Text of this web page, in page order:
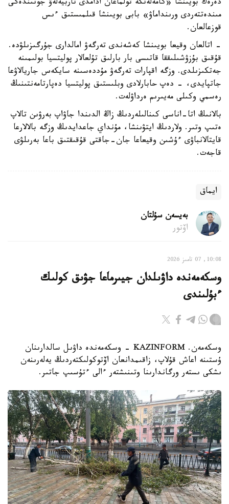
دەرەك بويىنشا «كامەلەتكە تولماعان ادامدى تاربيەلەۋ جونىندەگى
مىندەتتەردى ورىنداماۋ» بابى بويىنشا قىلمىستىق ءىس
قوزعالعان.
- اتالعان وقيعا بويىنشا كەشەندى تەرگەۋ امالدارى جۇرگىزىلۋدە.
قۇقىق بۇزۋشىلىققا قاتىسى بار بارلىق تۇلعالار پوليتسيا بولىمىنە
جەتكىزىلدى. وزگە اقپارات تەرگەۋ مۇددەسىنە سايكەس جاريالاۋعا
جاتپايدى، - دەپ حابارلادى وبلىستىق پوليتسيا دەپارتامەنتىنىڭ
رەسمي وكىلى مەيىرىم ەرداۋلەت.
بالانىڭ اتا-اناسى كىنالىلەردىڭ زاڭ الدىندا جاۋاپ بەرۋىن تالاپ
ەتىپ وتىر. ولاردىڭ ايتۋىنشا، مۇنداي جاعدايدىڭ وزگە بالالارعا
قايتالانباۋى ءۇشىن وقيعاعا جان-جاقتى قۇقىقتىق باعا بەرىلۋى
قاجەت.
ايماق
بەيسەن سۇلتان
اۆتور
10:08, 07 تامىز 2026
وسكەمەندە داۋىلدان جيىرماعا جۋىق كولىك
ءبۇلىندى
وسكەمەن. KAZINFORM - وسكەمەندە داۋىل سالدارىنان
ۇستىنە اعاش قۇلاپ، زاقىمدانعان اۆتوكولىكتەردىڭ يەلەرىنەن
ىشكى ىستەر ورگاندارىنا وتىنىشتەر ءالى ءتۇسىپ جاتىر.